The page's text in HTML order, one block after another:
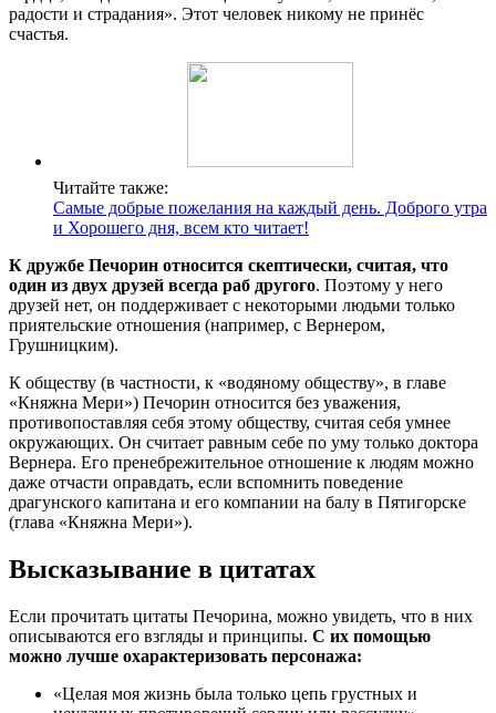
радости и страдания». Этот человек никому не принёс
счастья.
Читайте также:
Самые добрые пожелания на каждый день. Доброго утра
и Хорошего дня, всем кто читает!
К дружбе Печорин относится скептически, считая, что
один из двух друзей всегда раб другого. Поэтому у него
друзей нет, он поддерживает с некоторыми людьми только
приятельские отношения (например, с Вернером,
Грушницким).
К обществу (в частности, к «водяному обществу», в главе
«Княжна Мери») Печорин относится без уважения,
противопоставляя себя этому обществу, считая себя умнее
окружающих. Он считает равным себе по уму только доктора
Вернера. Его пренебрежительное отношение к людям можно
даже отчасти оправдать, если вспомнить поведение
драгунского капитана и его компании на балу в Пятигорске
(глава «Княжна Мери»).
Высказывание в цитатах
Если прочитать цитаты Печорина, можно увидеть, что в них
описываются его взгляды и принципы. С их помощью
можно лучше охарактеризовать персонажа:
«Целая моя жизнь была только цепь грустных и